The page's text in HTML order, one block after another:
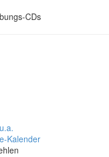
CDs
Kalender